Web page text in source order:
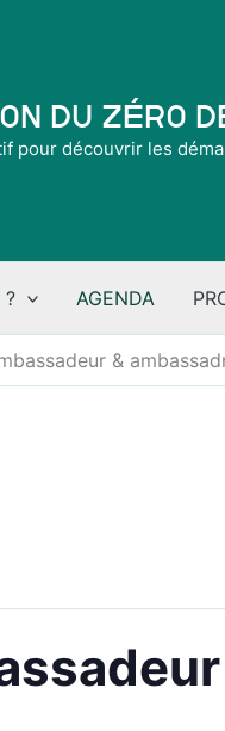
du Zéro
pour découvrir les
? AGENDA
&